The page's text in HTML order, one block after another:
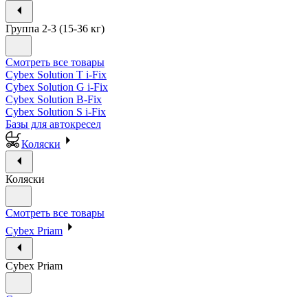
Группа 2-3 (15-36 кг)
Смотреть все товары
Cybex Solution T i-Fix
Cybex Solution G i-Fix
Cybex Solution B-Fix
Cybex Solution S i-Fix
Базы для автокресел
Коляски
Коляски
Смотреть все товары
Cybex Priam
Cybex Priam